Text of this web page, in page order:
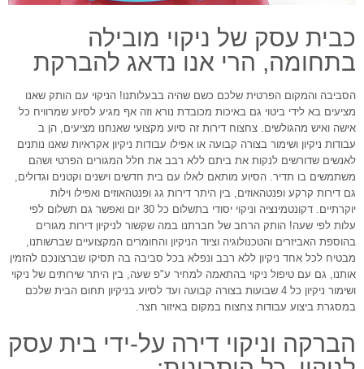
כבית עסק של ניקוי מובילה
בתחומה, הרי אנו נדאג להברקת
הסביבה והמקום הפרטית שלכם כשם שהיה בבעלותנו! הניקוי עם הותק שאנו
מציעים בא לידי ביטוי גם באיכות מכובדת נורא וזה אף מגיע לסיוע שמרוויח כל
אישה ואיש מהגולשים. צחצוח דירות זה סיוע מקצועי שאנחנו מציעים, הן ב
עבודות ניקיון ושימור בצורה קבועה או אפילו עבודות ניקיון אקראיות שאנו נותנים
לאנשים שדורשים לנקות את ביתם ללא רבב את חלל המגורים הפרטי ושהם
משתמשים בו תדיר. הסיוע מותאם לאלו עם בית חדשים וישנים וקטנים וגדולים,
גם דירות קרקע ופנטהאוזים, בין היתר דירות גג ופנטהאוזים ואפילו וילות
יוקרתיים. דקונטמינציה וניקוי יסודי בתשלום כל 30 יום ואפשר גם תשלום לפי
עלות לפי שעה! הותק הרחב של חברתנו במה שקשור לניקיון דירות מגורים
בהוספת האביזרים והטכנולוגיה וציוד הניקיון והחומרים המקצועיים שברשותנו,
מבטיח לכל אחד ניקיון ללא רבב ונפלא בכל סביבה בה תסיקו שברצונכם להזמין
אותנו, גם עם טיפול ניקוי בהתאמה למחיר ע"פ שעה, בין היתר שירותים של ניקוי
ושימור ניקיון כל 4 שבועות בצורה קבועה ועד לסיוע בניקיון תחום הבית שלכם
במסגרת ביצוע עבודות צחצוח במקום באיזור חצר.
הברקה וניקוי דירה על-ידי בית עסק